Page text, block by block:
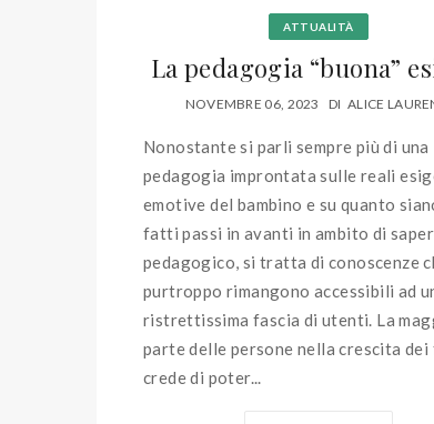
ATTUALITÀ
La pedagogia “buona”
NOVEMBRE 06, 2023 DI ALICE
Nonostante si parli sempre più di una
pedagogia improntata sulle reali
emotive del bambino e su quanto
fatti passi in avanti in ambito di
pedagogico, si tratta di conoscenze
purtroppo rimangono accessibili ad
ristrettissima fascia di utenti. La
parte delle persone nella crescita
crede di poter...